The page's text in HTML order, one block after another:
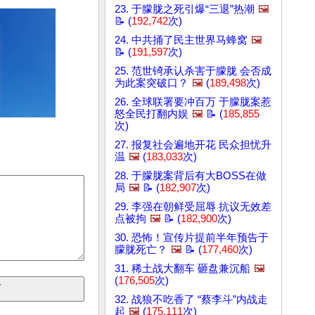
23. 于朦胧之死引爆“三退”热潮 🖼️
📝 (192,742次)
24. 中共捅了民主世界马蜂窝 🖼️
📝 (191,597次)
25. 范世锜承认杀害于朦胧 会否成
为此案突破口？ 🖼️ (189,498次)
26. 全球联署要冲百万 于朦胧案惹
怒全民打翻内娱 🖼️ 📝 (185,855
次)
27. 报复社会遍地开花 民众担忧升
温 🖼️ (183,033次)
28. 于朦胧案背后有大BOSS在做
局 🖼️ 📝 (182,907次)
29. 李强在朝鲜受屈辱 抗议无效差
点被拘 🖼️ 📝 (182,900次)
30. 恐怖！宣传片提前半年预告于
朦胧死亡？ 🖼️ 📝 (177,460次)
31. 稀土战大翻车 砸盘兼沉船 🖼️
(176,505次)
32. 战狼不吃香了 “蔡李斗”内战走
起 🖼️ (175,111次)